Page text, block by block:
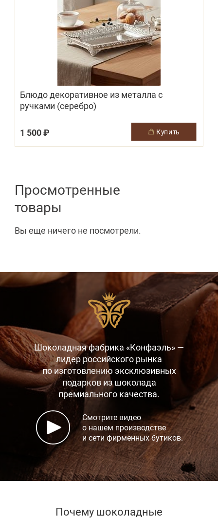
Блюдо декоративное из металла с
ручками (серебро)
1 500 ₽ купить
Просмотренные
товары
Вы еще ничего не посмотрели.
Шоколадная фабрика «Конфаэль» —
лидер российского рынка
по изготовлению эксклюзивных
подарков из шоколада
премиального качества.
Смотрите видео
о нашем производстве
и сети фирменных бутиков.
Почему шоколадные